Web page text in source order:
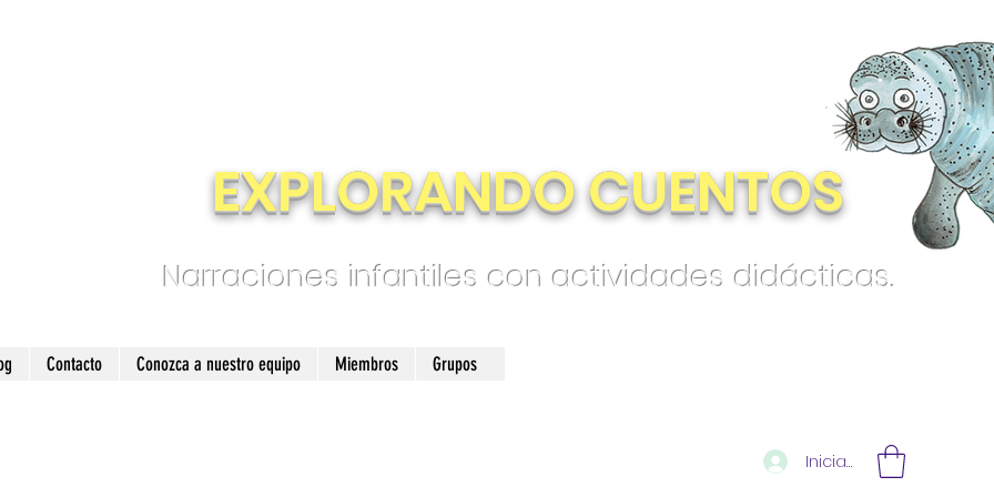
EXPLORANDO CUENTOS
Narraciones infantiles con actividades didácticas.
Iniciar sesión
Contacto Conozca a nuestro equipo Miembros Grupos